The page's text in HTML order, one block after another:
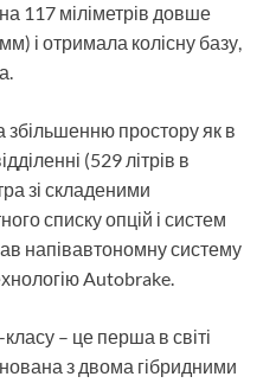
117 міліметрів довше
і отримала колісну базу,
збільшенню простору як в
(529 літрів в
зі складеними
списку опцій і систем
напівавтономну систему
Autobrake.
– це перша в світі
з двома гібридними